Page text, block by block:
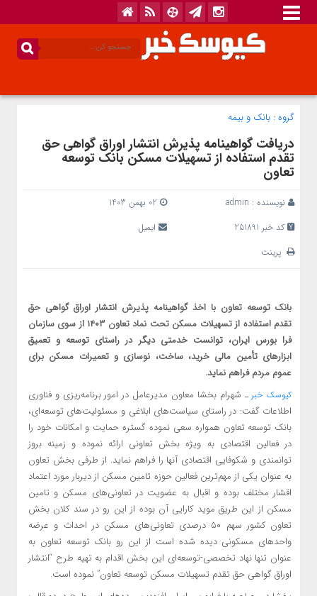
گروه : بانک‌ و بیمه
دریافت گواهینامه پذیرش انتشار اوراق گواهی حق
تقدم استفاده از تسهیلات مسکن بانک توسعه
تعاون
نویسنده : admin
کد خبر 251891
ایمیل
پرینت
بانک توسعه تعاون با اخذ گواهینامه پذیرش انتشار اوراق گواهی حق
تقدم استفاده از تسهیلات مسکن تحت نماد تعاون ۱۴۰۳ از سوی سازمان
فرا بورس ایران، توانست خدمتی دیگر در راستای توسعه و تعمیق
ابزارهای تأمین مالی خرید، ساخت، نوسازی و تعمیرات مسکن برای
عموم مردم فراهم نماید.
کیوسک خبر ـ شهرام بخشا معاون مدیرعامل در امور برنامه‌ریزی و فناوری
اطلاعات گفت: در راستای سیاست‌های ابلاغی و مسئولیت‌های توسعه‌ای،
بانک توسعه تعاون همواره سعی نموده گستره حمایت و امکانات خود را
در فعالین اقتصادی به ویژه بخش تعاونی ارائه نموده و زمینه بروز
توانمندی و شکوفایی اقتصادی آنها را فراهم نماید. از طرفی بخش تعاون
به عنوان یکی از مهم‌ترین فعالین حوزه تامین مسکن از دیربار مورد اعتماد
اقشار مختلف بوده و اقبال به عضویت در تعاونی‌های مسکن و تامین
مسکن از این طریق موید کارایی آن بوده از این رو در سند کلان بخش
تعاون کشور سهم ۵۰ درصدی تعاونی‌های مسکن در احداث و عرضه
واحدهای مسکونی دیده شده است از این رو بانک توسعه تعاون به
عنوان تنها نهاد تخصصی-توسعه‌ای این بخش اقدام به تهیه طرح “انتشار
اوراق گواهی حق تقدم تسهیلات مسکن توسعه تعاون” نموده است.